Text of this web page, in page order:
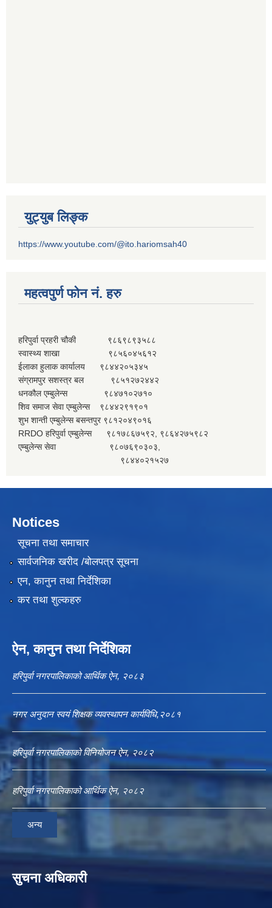
युट्युब लिङ्क
https://www.youtube.com/@ito.hariomsah40
महत्वपुर्ण फोन नं. हरु
हरिपुर्वा प्रहरी चौकी ९८६९८९३५८८
स्वास्थ्य शाखा ९८५६०४५६१२
ईलाका हुलाक कार्यालय ९८४४२०५३४५
संग्रामपुर सशस्त्र बल ९८५१२७२४४२
धनकौल एम्बुलेन्स ९८४७१०२७१०
शिव समाज सेवा एम्बुलेन्स ९८४४२९१९०१
शुभ शान्ती एम्बुलेन्स बसन्तपुर ९८१२०४९०१६
RRDO हरिपुर्वा एम्बुलेन्स ९८१७८६७५९२, ९८६४२७५९८२
एम्बुलेन्स सेवा ९८०७६९०३०३,
९८४४०२१५२७
Notices
सूचना तथा समाचार
सार्वजनिक खरीद /बोलपत्र सूचना
एन, कानुन तथा निर्देशिका
कर तथा शुल्कहरु
ऐन, कानुन तथा निर्देशिका
हरिपुर्वा नगरपालिकाको आर्थिक ऐन, २०८३
नगर अनुदान स्वयं शिक्षक व्यवस्थापन कार्यविधि,२०८१
हरिपुर्वा नगरपालिकाको विनियोजन ऐन, २०८२
हरिपुर्वा नगरपालिकाको आर्थिक ऐन, २०८२
अन्य
सुचना अधिकारी